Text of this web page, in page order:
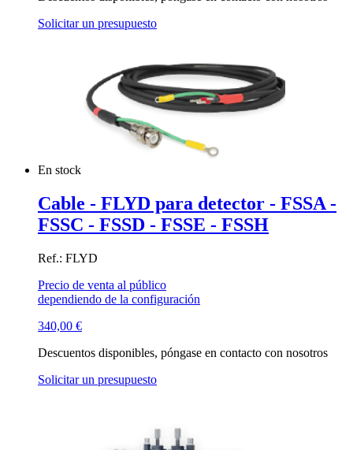
Solicitar un presupuesto
En stock
Cable - FLYD para detector - FSSA -
FSSC - FSSD - FSSE - FSSH
Ref.: FLYD
Precio de venta al público
dependiendo de la configuración
340,00 €
Descuentos disponibles, póngase en contacto con nosotros
Solicitar un presupuesto